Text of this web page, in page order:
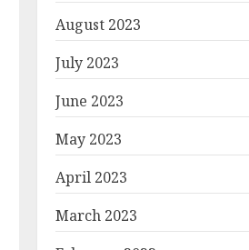
August 2023
July 2023
June 2023
May 2023
April 2023
March 2023